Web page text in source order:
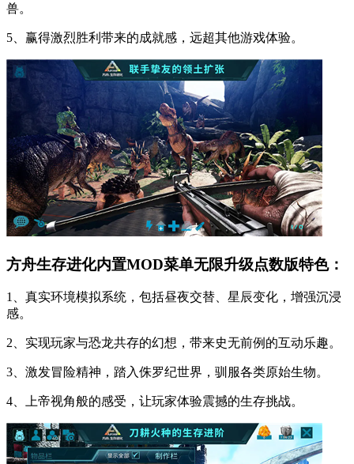
兽。
5、赢得激烈胜利带来的成就感，远超其他游戏体验。
方舟生存进化内置MOD菜单无限升级点数版特色：
1、真实环境模拟系统，包括昼夜交替、星辰变化，增强沉浸
感。
2、实现玩家与恐龙共存的幻想，带来史无前例的互动乐趣。
3、激发冒险精神，踏入侏罗纪世界，驯服各类原始生物。
4、上帝视角般的感受，让玩家体验震撼的生存挑战。